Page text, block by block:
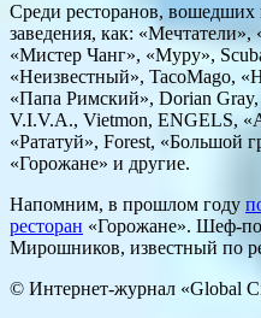
Среди ресторанов, вошедших
заведения, как:
«Мистер Чанг», «Муру»,
«Неизвестный», TacoMago,
«Папа Римский», Dorian
V.I.V.A., Vietmon, ENGELS,
«Рататуй», Forest, «Большой
«Горожане» и другие.
Напомним, в прошлом году
ресторан «Горожане». Шеф-
Мирошников, известный по
© Интернет-журнал «Global